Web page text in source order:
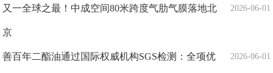
2026-06-01
又一全球之最！中成空间80米跨度气肋气膜落地北
京
2026-06-01
善百年二酯油通过国际权威机构SGS检测：全项优